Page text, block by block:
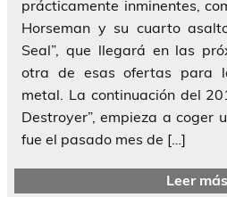
prácticamente inminentes,
Horseman y su cuarto
Seal”, que llegará en las
otra de esas ofertas para
metal. La continuación del
Destroyer”, empieza a coger
fue el pasado mes de […]
Leer más